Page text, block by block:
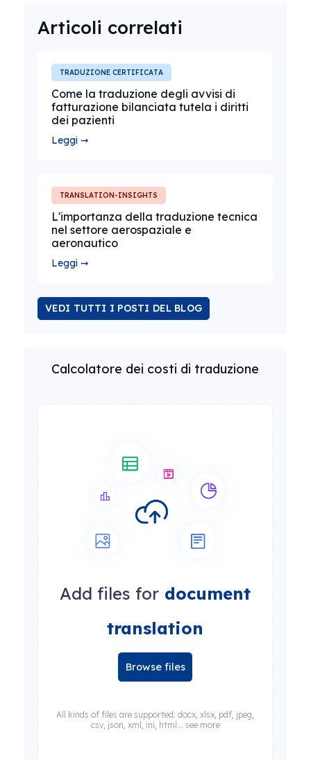
Articoli correlati
TRADUZIONE CERTIFICATA
Come la traduzione degli avvisi di
fatturazione bilanciata tutela i diritti
dei pazienti
Leggi ➞
TRANSLATION-INSIGHTS
L'importanza della traduzione tecnica
nel settore aerospaziale e
aeronautico
Leggi ➞
VEDI TUTTI I POSTI DEL BLOG
Calcolatore dei costi di traduzione
Add files for document
translation
Browse files
All kinds of files are supported: docx, xlsx, pdf, jpeg,
csv, json, xml, ini, html... see more